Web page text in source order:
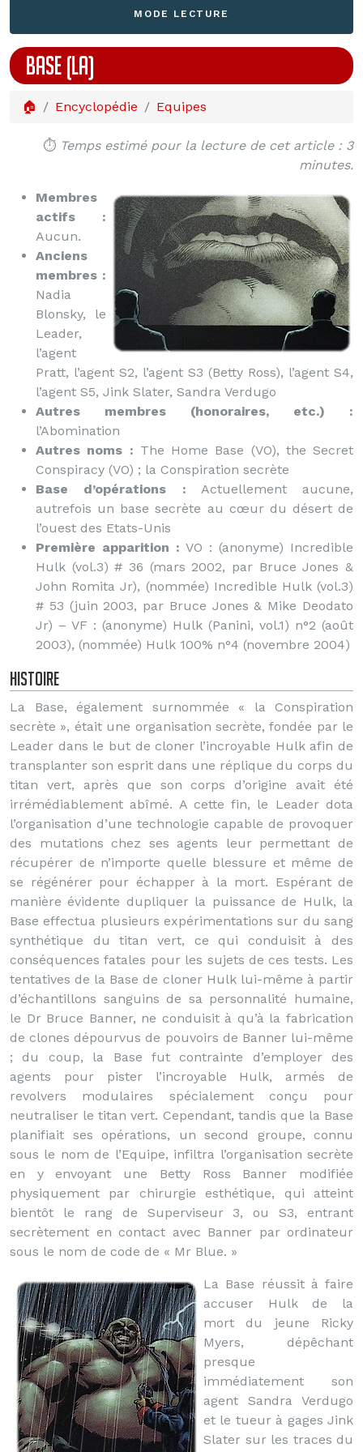
MODE LECTURE
BASE (LA)
🏠 Encyclopédie Equipes
⏱️ Temps estimé pour la lecture de cet article : 3
minutes.
Membres
actifs :
Aucun.
Anciens
membres :
Nadia
Blonsky, le
Leader,
l’agent
Pratt, l’agent S2, l’agent S3 (Betty Ross), l’agent S4,
l’agent S5, Jink Slater, Sandra Verdugo
Autres membres (honoraires, etc.) :
l’Abomination
Autres noms : The Home Base (VO), the Secret
Conspiracy (VO) ; la Conspiration secrète
Base d’opérations : Actuellement aucune,
autrefois un base secrète au cœur du désert de
l’ouest des Etats-Unis
Première apparition : VO : (anonyme) Incredible
Hulk (vol.3) # 36 (mars 2002, par Bruce Jones &
John Romita Jr), (nommée) Incredible Hulk (vol.3)
# 53 (juin 2003, par Bruce Jones & Mike Deodato
Jr) – VF : (anonyme) Hulk (Panini, vol.1) n°2 (août
2003), (nommée) Hulk 100% n°4 (novembre 2004)
Histoire
La Base, également surnommée « la Conspiration
secrète », était une organisation secrète, fondée par le
Leader dans le but de cloner l’incroyable Hulk afin de
transplanter son esprit dans une réplique du corps du
titan vert, après que son corps d’origine avait été
irrémédiablement abîmé. A cette fin, le Leader dota
l’organisation d’une technologie capable de provoquer
des mutations chez ses agents leur permettant de
récupérer de n’importe quelle blessure et même de
se régénérer pour échapper à la mort. Espérant de
manière évidente dupliquer la puissance de Hulk, la
Base effectua plusieurs expérimentations sur du sang
synthétique du titan vert, ce qui conduisit à des
conséquences fatales pour les sujets de ces tests. Les
tentatives de la Base de cloner Hulk lui-même à partir
d’échantillons sanguins de sa personnalité humaine,
le Dr Bruce Banner, ne conduisit à qu’à la fabrication
de clones dépourvus de pouvoirs de Banner lui-même
; du coup, la Base fut contrainte d’employer des
agents pour pister l’incroyable Hulk, armés de
revolvers modulaires spécialement conçu pour
neutraliser le titan vert. Cependant, tandis que la Base
planifiait ses opérations, un second groupe, connu
sous le nom de l’Equipe, infiltra l’organisation secrète
en y envoyant une Betty Ross Banner modifiée
physiquement par chirurgie esthétique, qui atteint
bientôt le rang de Superviseur 3, ou S3, entrant
secrètement en contact avec Banner par ordinateur
sous le nom de code de « Mr Blue. »
La Base réussit à faire
accuser Hulk de la
mort du jeune Ricky
Myers, dépêchant
presque
immédiatement son
agent Sandra Verdugo
et le tueur à gages Jink
Slater sur les traces du